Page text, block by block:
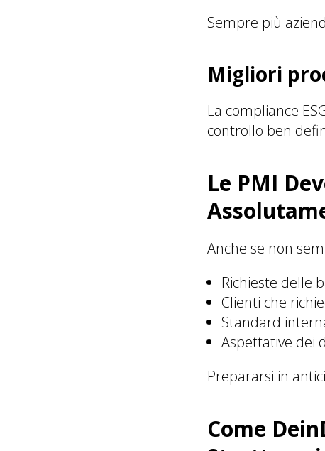
Sempre più
Migliori
La compliance
controllo ben
Le PMI
Anche se non
Richieste delle
Clienti che
Standard
Aspettative dei
Prepararsi in
Come